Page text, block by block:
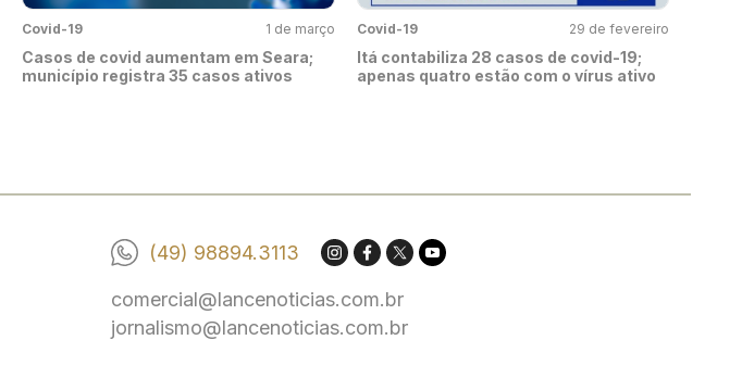
Covid-19 1 de março
Casos de covid aumentam em Seara;
município registra 35 casos ativos
Covid-19 29 de fevereiro
Itá contabiliza 28 casos de covid-19;
apenas quatro estão com o vírus ativo
(49) 98894.3113
comercial@lancenoticias.com.br
jornalismo@lancenoticias.com.br